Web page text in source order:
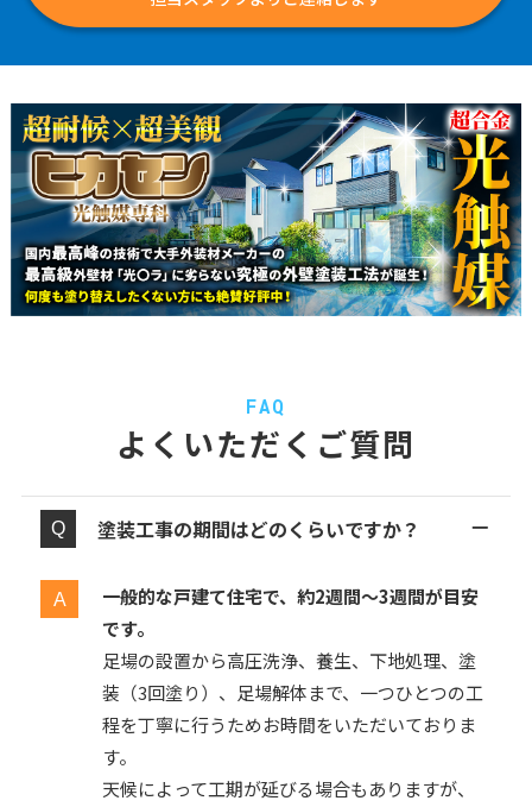
FAQ
よくいただくご質問
塗装工事の期間はどのくらいですか？
一般的な戸建て住宅で、約2週間〜3週間が目安
です。
足場の設置から高圧洗浄、養生、下地処理、塗
装（3回塗り）、足場解体まで、一つひとつの工
程を丁寧に行うためお時間をいただいておりま
す。
天候によって工期が延びる場合もありますが、